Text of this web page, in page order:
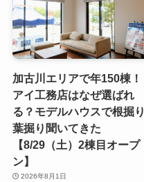
加古川エリアで年150棟！
アイ工務店はなぜ選ばれ
る？モデルハウスで根掘り
葉掘り聞いてきた
【8/29（土）2棟目オープ
ン】
2026年8月1日